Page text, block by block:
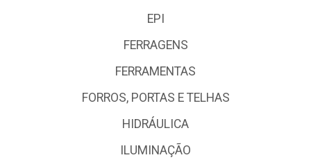
EPI
FERRAGENS
FERRAMENTAS
FORROS, PORTAS E TELHAS
HIDRÁULICA
ILUMINAÇÃO